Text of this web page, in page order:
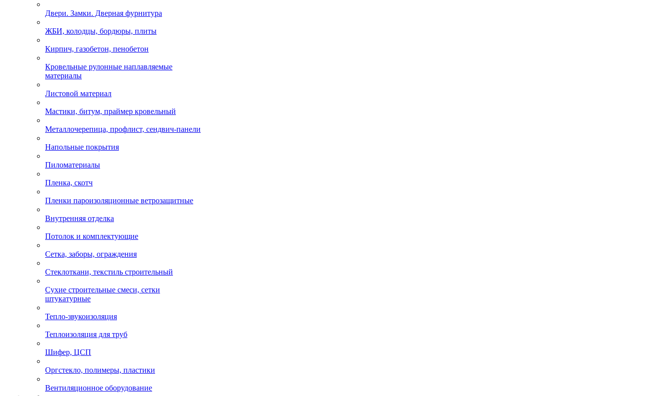
Двери. Замки. Дверная фурнитура
ЖБИ, колодцы, бордюры, плиты
Кирпич, газобетон, пенобетон
Кровельные рулонные наплавляемые
материалы
Листовой материал
Мастики, битум, праймер кровельный
Металлочерепица, профлист, сендвич-панели
Напольные покрытия
Пиломатериалы
Пленка, скотч
Пленки пароизоляционные ветрозащитные
Внутренняя отделка
Потолок и комплектующие
Сетка, заборы, ограждения
Стеклоткани, текстиль строительный
Сухие строительные смеси, сетки
штукатурные
Тепло-звукоизоляция
Теплоизоляция для труб
Шифер, ЦСП
Оргстекло, полимеры, пластики
Вентиляционное оборудование